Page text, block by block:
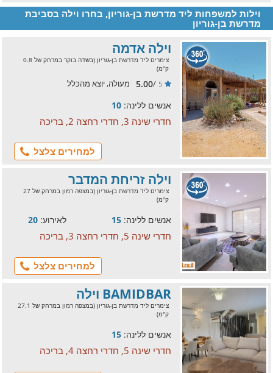
וילות למשפחות ליד מדרשת בן-גוריון, בחרו וילה בסביבת
מדרשת בן-גוריון
וילה אדמה
צימרים ליד מדרשת בן-גוריון (בשדה בוקר במרחק של 0.8
ק"מ)
5
/
5.00 מעולה, יוצא מהכלל
אנשים ללינה: 10
חדרי שינה 3, חדרי רחצה 2, בריכה
למחירים צלצל
וילה זריחת המדבר
צימרים ליד מדרשת בן-גוריון (במצפה רמון במרחק של 27
ק"מ)
אנשים ללינה: 15 לאירוע: 20
חדרי שינה 5, חדרי רחצה 3, בריכה
למחירים צלצל
BAMIDBAR וילה
צימרים ליד מדרשת בן-גוריון (במצפה רמון במרחק של 27.1
ק"מ)
אנשים ללינה: 15
חדרי שינה 5, חדרי רחצה 4, בריכה